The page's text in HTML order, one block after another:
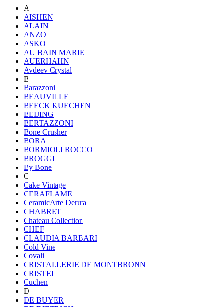
A
AISHEN
ALAIN
ANZO
ASKO
AU BAIN MARIE
AUERHAHN
Avdeev Crystal
B
Barazzoni
BEAUVILLE
BEECK KUECHEN
BEIJING
BERTAZZONI
Bone Crusher
BORA
BORMIOLI ROCCO
BROGGI
By Bone
C
Cake Vintage
CERAFLAME
CeramicArte Deruta
CHABRET
Chateau Collection
CHEF
CLAUDIA BARBARI
Cold Vine
Covali
CRISTALLERIE DE MONTBRONN
CRISTEL
Cuchen
D
DE BUYER